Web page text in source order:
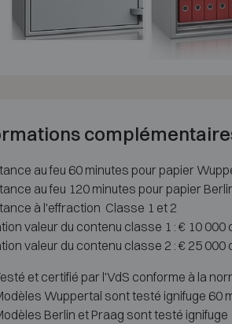
au feu 60 minutes pour papier
au feu 120 minutes pour papier
à l'effraction Classe 1 et 2
valeur du contenu classe 1 : € 10 000
valeur du contenu classe 2 : € 25 000
et certifié par l'VdS conforme à la
Wuppertal sont testé ignifuge 60
Berlin et Praag sont testé